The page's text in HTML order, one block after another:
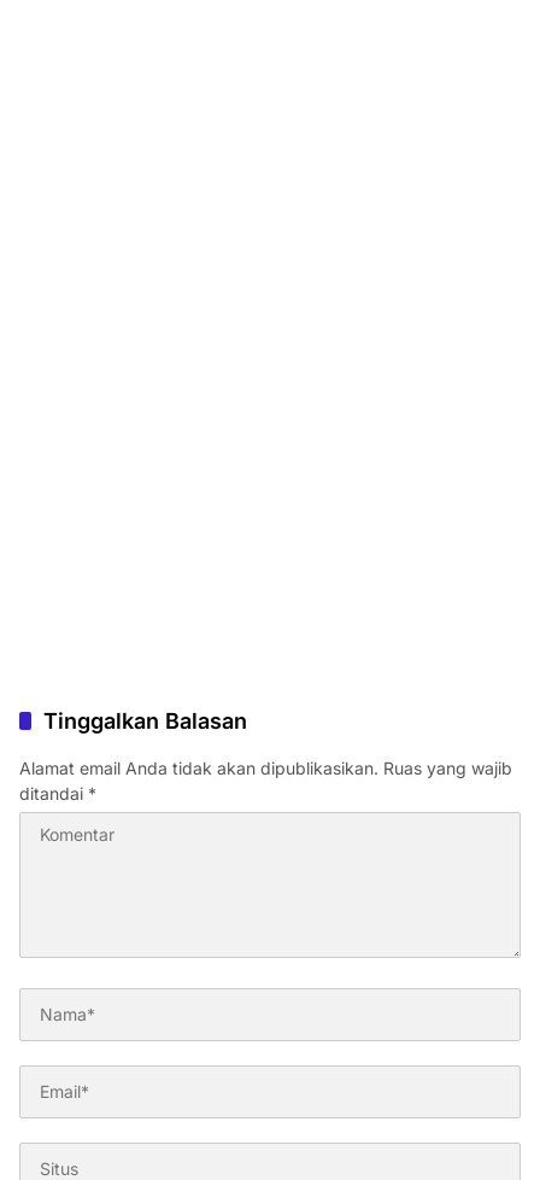
Tinggalkan Balasan
Alamat email Anda tidak akan dipublikasikan. Ruas yang wajib
ditandai *